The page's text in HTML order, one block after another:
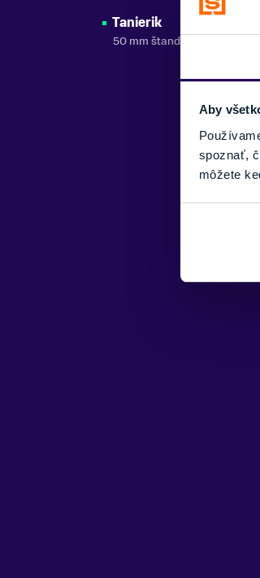
Aby
spoznať,
môžete
Tanierik
50 mm štandardný tanierik +